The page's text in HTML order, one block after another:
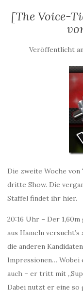
[The Voice-
Veröffentlicht
Die zweite Woche
dritte Show. Die
Staffel findet ihr hier.
20:16 Uhr – Der
aus Hameln
die anderen
Impressionen…
auch – er tritt mit
Dabei nutzt er eine